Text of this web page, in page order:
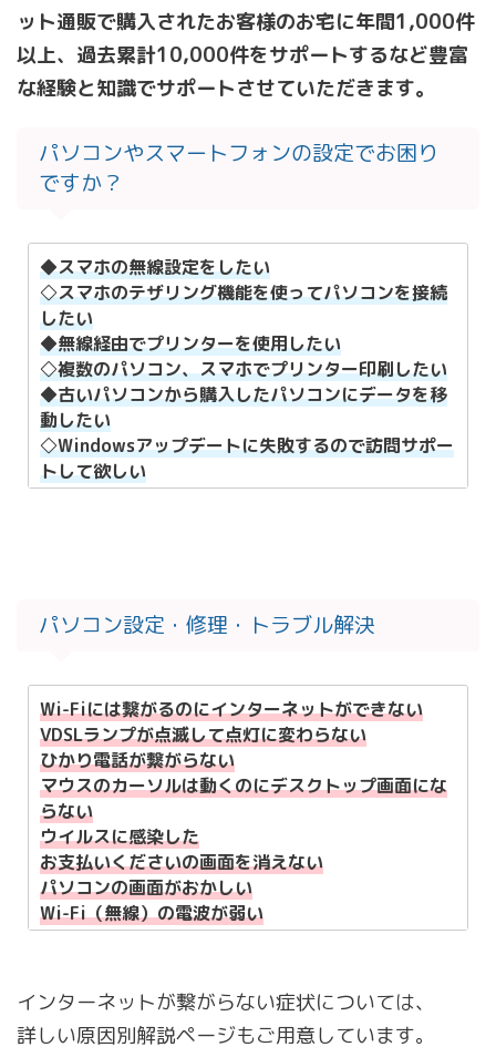
ット通販で購入されたお客様のお宅に年間1,000件
以上、過去累計10,000件をサポートするなど豊富
な経験と知識でサポートさせていただきます。
パソコンやスマートフォンの設定でお困り
ですか？
◆スマホの無線設定をしたい
◇スマホのテザリング機能を使ってパソコンを接続
したい
◆無線経由でプリンターを使用したい
◇複数のパソコン、スマホでプリンター印刷したい
◆古いパソコンから購入したパソコンにデータを移
動したい
◇Windowsアップデートに失敗するので訪問サポー
トして欲しい
◆パソコンの動きが遅いので初期化したい
◆MicroSoftOfficeの再インストールをしたい
◇パソコン起動時のパスワードを変更したい
◆買い換えたパソコンの設置をお願いしたい
◇引っ越したのでパソコンやプリンタの移設を頼み
たい
◆ウイルス対策ソフトのインストールしたい
◇メール設定を頼みたい
◆複数のパソコンをネットワーク共有したい
◇Web学習コンテンツの仕様環境を整えてほしい
◆スタディエッセンスの動画が見れない
◇使い方がわからないので操作説明をしてほしい
◆中継機の設定が出来ないのでサポートしてほしい
◇ウイルス駆除をしてほしい
パソコン設定・修理・トラブル解決
Wi-Fiには繋がるのにインターネットができない
VDSLランプが点滅して点灯に変わらない
ひかり電話が繋がらない
マウスのカーソルは動くのにデスクトップ画面にな
らない
ウイルスに感染した
お支払いくださいの画面を消えない
パソコンの画面がおかしい
Wi-Fi（無線）の電波が弱い
メールの受信はできるのに送信ができない
い
会員登録しましたの画面が消えない
Windowsアップデートできない
インターネットが繋がらない症状については、
詳しい原因別解説ページもご用意しています。